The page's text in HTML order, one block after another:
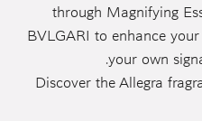
through Magnifying
BVLGARI to enhance
your own
Discover the Allegra